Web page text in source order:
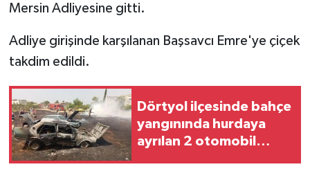
Mersin Adliyesine gitti.
Adliye girişinde karşılanan Başsavcı Emre'ye çiçek
takdim edildi.
Dörtyol ilçesinde bahçe
yangınında hurdaya
ayrılan 2 otomobil